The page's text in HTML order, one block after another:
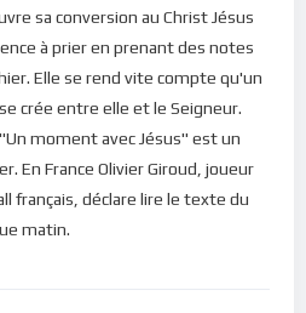
donné ” (Romains 5. 5). C’est une
pouvons jouir à volonté. C’est le
et aimant qui ne désire qu’une
à ses enfants. Veux-tu prendre le
ce à quoi tu pourras le reconnaître
te transportera, en-dessous de
le fond de ton être où dans le
ton coeur, tu ressentiras une
sa conversion au Christ Jésus
à prier en prenant des notes
Elle se rend vite compte qu'un
crée entre elle et le Seigneur.
moment avec Jésus" est un
En France Olivier Giroud, joueur
français, déclare lire le texte du
matin.